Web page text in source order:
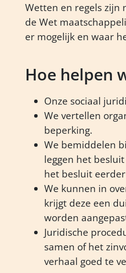
Wetten en regels zijn
de Wet
er mogelijk en waar
Hoe helpen
Onze sociaal
We vertellen
beperking.
We bemiddelen
leggen het
het besluit
We kunnen in
krijgt deze een
worden
Juridische
samen of het
verhaal goed te